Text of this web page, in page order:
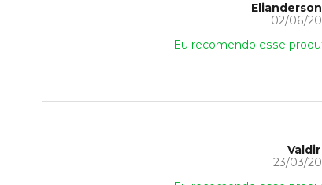
02/06/
Eu recomendo esse
23/03/